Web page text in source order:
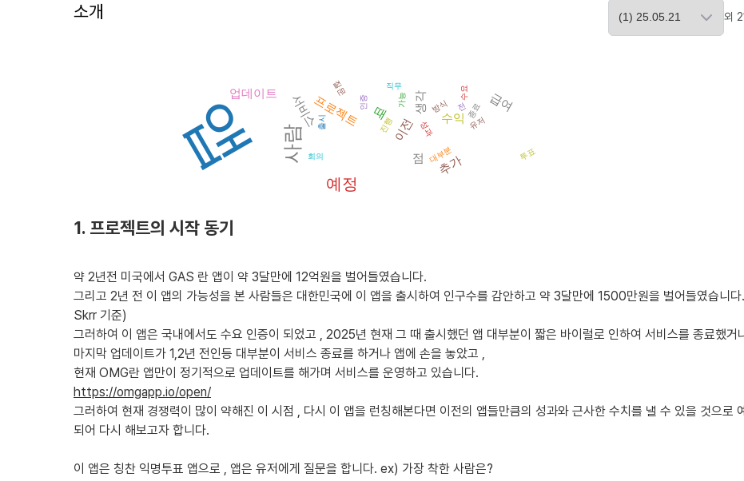
**장기 관점:**
- **특성 및 규모:** 초기 타겟 사용자가 나이가 들어감에 따라 새로운 젊은 세대에게도 관심을 계속 받을 수 있는 지속 가능성.
### 2) 현재 시장성과 향후 3년간 시장 추세와 그 이유, 그리고 예상 경쟁업체와 서비스에 대한 구체적인 설명
- 기존 유사 앱들은 빠르게 인기를 얻었지만 그만큼 빠르게 쇠퇴하는 경향. OMG와 같은 예외가 있으나 경쟁력 약화.
- 새로운 소셜 미디어 플랫폼과 기능들에 대한 지속적인 수요가 예상됨. 익명성을 강조한 SNS 어플리케이션은 여전히 인기가 있을 것으로 전망, 하
- 대형 소셜 미디어 플랫폼에서 제공하는 유사한 기능들이 주요 경쟁 요소.
### 3) 시장에서 경쟁력을 가지기 위한 차별화 기능이나 전략
1. **지속적인 콘텐츠 업데이트:** 주기적이고 소규모의 업데이트를 통해 새로움을 지속적으로 제공, 사용자 피로감 감소.
2. **안전한 익명성 보장:** 사용자 개인정보 보호 및 안전한 소통을 보장, 안심하고 사용할 수 있는 환경 조성.
3. **커뮤니티 기능 강화:** 친구 추가, 그룹 형성 등 사용자 간의 네트워킹 기능 강화.
### 4) 출시플랫폼 우선순위와 이유
2. **모바일 웹:** 접근성과 사용성 향상, 앱 다운로드에 부담이 없는 사용자 경험 제공.
소개 외
앱 사람
예정
프로젝트 때
서비스
업데이트
이전
생각
추가
점
급여
수익
전
가능
출시
수요
인증
대부분
종료
성과
투표
유저
질문
회의
진행
방식
직무
1. 프로젝트의 시작 동기
약 2년전 미국에서 GAS 란 앱이 약 3달만에 12억원을 벌어들였습니다.
그리고 2년 전 이 앱의 가능성을 본 사람들은 대한민국에 이 앱을 출시하여 인구수를 감안하고 약 3달만에 1500만원을 벌어들였습니다
Skrr 기준)
그러하여 이 앱은 국내에서도 수요 인증이 되었고 , 2025년 현재 그 때 출시했던 앱 대부분이 짧은 바이럴로 인하여 서비스를 종료했거
마지막 업데이트가 1,2년 전인등 대부분이 서비스 종료를 하거나 앱에 손을 놓았고 ,
현재 OMG란 앱만이 정기적으로 업데이트를 해가며 서비스를 운영하고 있습니다.
https://omgapp.io/open/
그러하여 현재 경쟁력이 많이 약해진 이 시점 , 다시 이 앱을 런칭해본다면 이전의 앱들만큼의 성과와 근사한 수치를 낼 수 있을 것으로
되어 다시 해보고자 합니다.
이 앱은 칭찬 익명투표 앱으로 , 앱은 유저에게 질문을 합니다. ex) 가장 착한 사람은?